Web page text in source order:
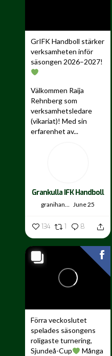
GrIFK Handboll stärker
verksamheten inför
säsongen 2026–2027!
Välkommen Raija
Rehnberg som
verksamhetsledare
(vikariat)! Med sin
erfarenhet av...
Grankulla IFK Handboll
granihandis June 25
134 1 8
Förra veckoslutet
spelades säsongens
roligaste turnering,
Sjundeå-Cup
Många